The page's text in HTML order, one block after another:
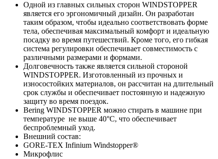
Одной из главных сильных сторон WINDSTOPPER
является его эргономичный дизайн. Он разработан
таким образом, чтобы идеально соответствовать форме
тела, обеспечивая максимальный комфорт и идеальную
посадку во время путешествий. Кроме того, его гибкая
система регулировки обеспечивает совместимость с
различными размерами и формами.
Долговечность также является сильной стороной
WINDSTOPPER. Изготовленный из прочных и
износостойких материалов, он рассчитан на длительный
срок службы и обеспечивает постоянную и надежную
защиту во время поездок.
Bering WINDSTOPPER можно стирать в машине при
температуре не выше 40°C, что обеспечивает
беспроблемный уход.
Внешний состав:
GORE-TEX Infinium Windstopper®
Микрофлис